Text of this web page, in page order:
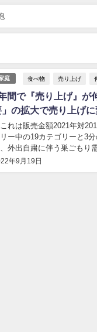
庭 食べ物 売り上げ
間で『売り上げ』が
の拡大で売り上げに
年9月19日
れは販売金額2021年対
ー中の19カテゴリーと3
外出自粛に伴う巣ごもり
上げが伸びた食べ物』に